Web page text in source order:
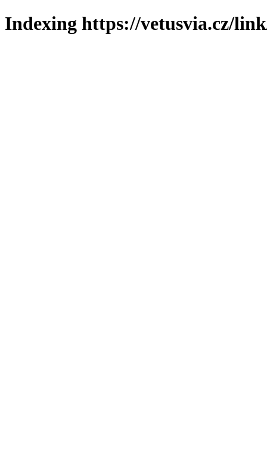
Indexing https://vetusvia.cz/